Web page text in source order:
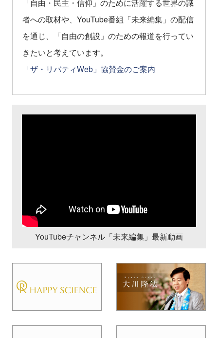
「自由・民主・信仰」のために活躍する世界の識
者への取材や、YouTube番組「未来編集」の配信
を通じ、「自由の創設」のための報道を行ってい
きたいと考えています。
「ザ・リバティWeb」協賛金のご案内
YouTubeチャンネル「未来編集」最新動画